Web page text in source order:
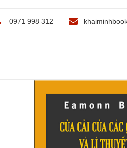
0971 998 312